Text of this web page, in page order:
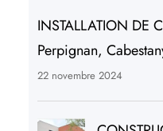
INSTALLATION DE
Perpignan,
22 novembre 2024